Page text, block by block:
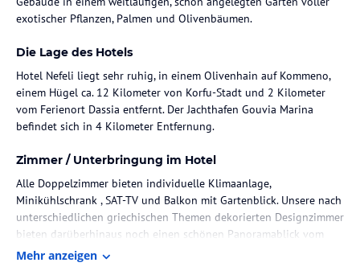
exotischer Pflanzen, Palmen und Olivenbäumen.
Die Lage des Hotels
Hotel Nefeli liegt sehr ruhig, in einem Olivenhain auf Kommeno,
einem Hügel ca. 12 Kilometer von Korfu-Stadt und 2 Kilometer
vom Ferienort Dassia entfernt. Der Jachthafen Gouvia Marina
befindet sich in 4 Kilometer Entfernung.
Zimmer / Unterbringung im Hotel
Alle Doppelzimmer bieten individuelle Klimaanlage,
Minikühlschrank , SAT-TV und Balkon mit Gartenblick. Unsere nach
unterschiedlichen griechischen Themen dekorierten Designzimmer
bieten darüberhinaus noch einen schönen Panoramablick vom
Balkon.
Mehr anzeigen